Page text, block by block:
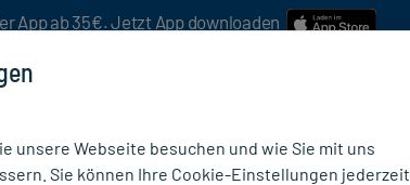
App ab 35€. Jetzt App downloaden
unsere Webseite besuchen und wie Sie mit uns
Sie können Ihre Cookie-Einstellungen jederzeit